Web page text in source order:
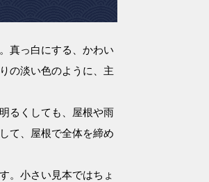
真っ白にする、かわい
の淡い色のように、主
るくしても、屋根や雨
て、屋根で全体を締め
。小さい見本ではちょ